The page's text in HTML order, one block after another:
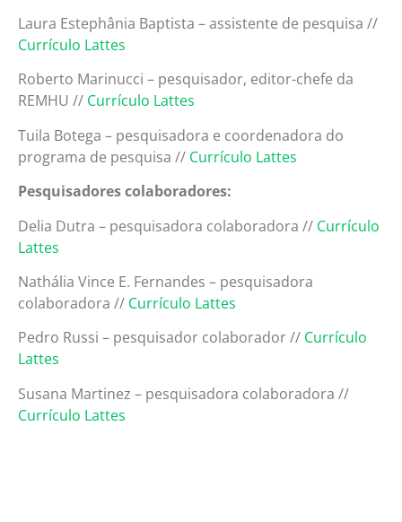
Laura Estephânia Baptista – assistente de pesquisa //
Currículo Lattes
Roberto Marinucci – pesquisador, editor-chefe da
REMHU // Currículo Lattes
Tuila Botega – pesquisadora e coordenadora do
programa de pesquisa // Currículo Lattes
Pesquisadores colaboradores:
Delia Dutra – pesquisadora colaboradora // Currículo
Lattes
Nathália Vince E. Fernandes – pesquisadora
colaboradora // Currículo Lattes
Pedro Russi – pesquisador colaborador // Currículo
Lattes
Susana Martinez – pesquisadora colaboradora //
Currículo Lattes